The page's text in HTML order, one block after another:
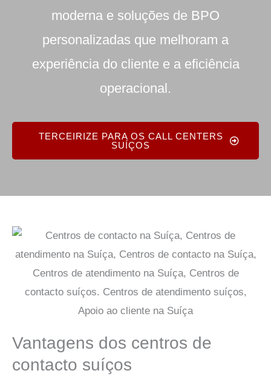
moderna e soluções de BPO
personalizadas que melhoram a
experiência do cliente e a eficiência
operacional.
TERCEIRIZE PARA OS CALL CENTERS
SUÍÇOS
Vantagens dos centros de
contacto suíços